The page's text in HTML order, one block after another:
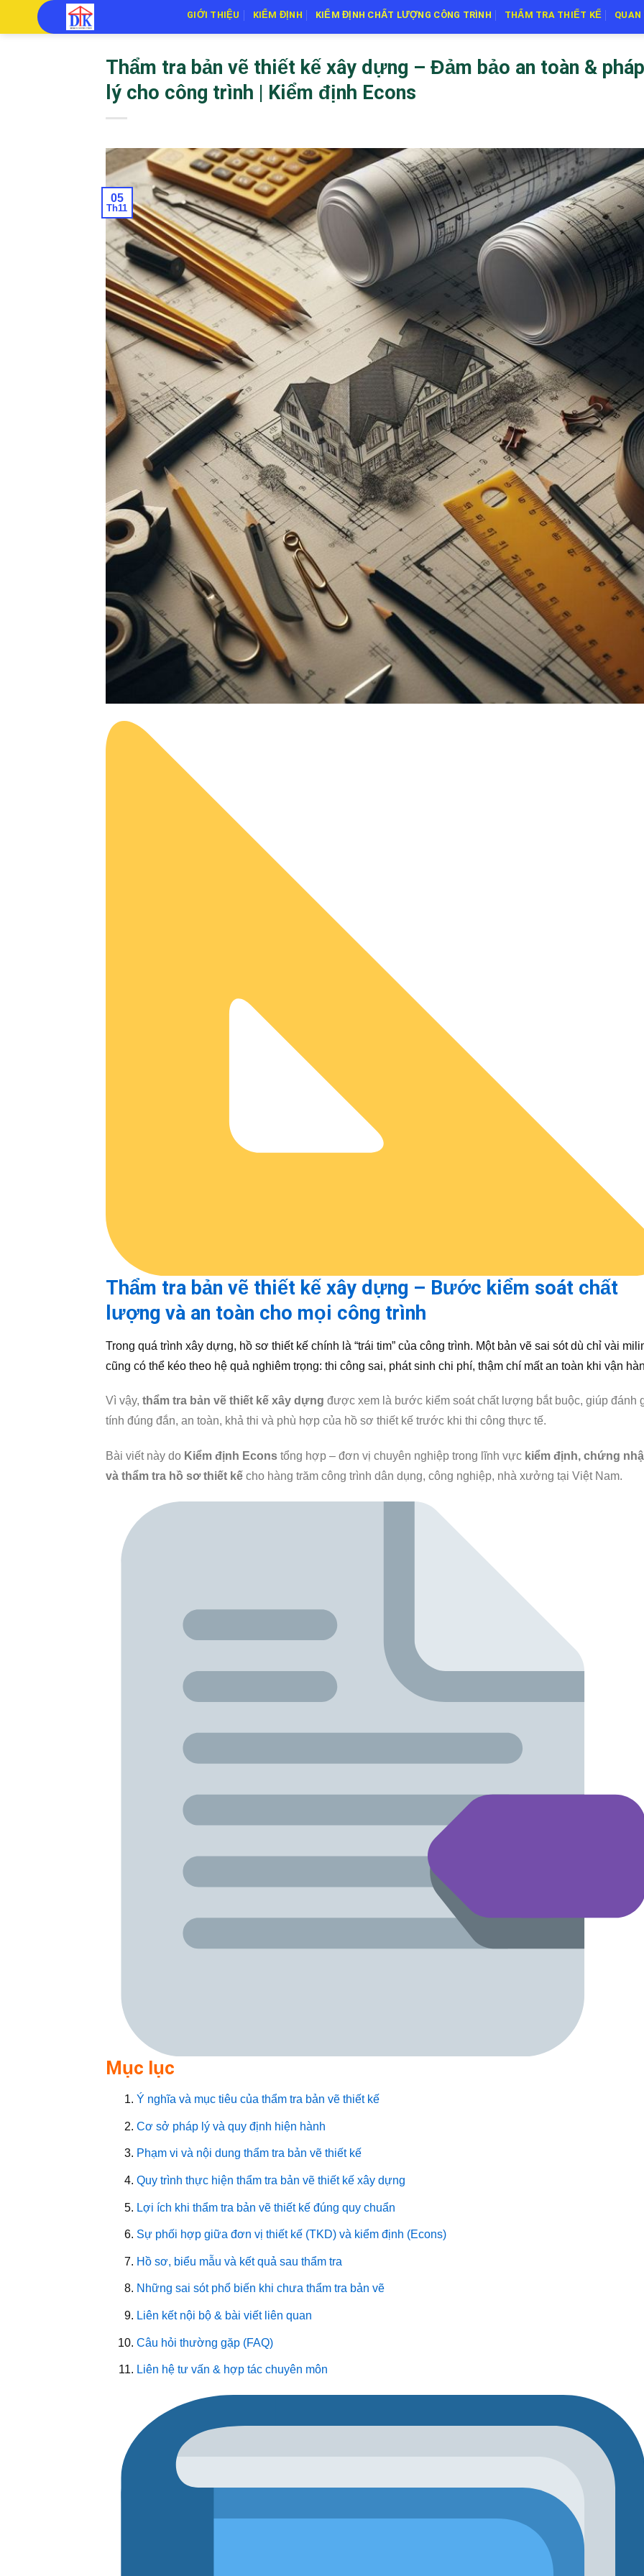
GIỚI THIỆU KIỂM ĐỊNH KIỂM ĐỊNH CHẤT LƯỢNG CÔNG TRÌNH THẨM TRA THIẾT KẾ QUAN
Thẩm tra bản vẽ thiết kế xây dựng – Đảm bảo an toàn & pháp
lý cho công trình | Kiểm định Econs
05
Th11
Thẩm tra bản vẽ thiết kế xây dựng – Bước kiểm soát chất
lượng và an toàn cho mọi công trình
Trong quá trình xây dựng, hồ sơ thiết kế chính là “trái tim” của công trình. Một bản vẽ sai sót dù chỉ vài
cũng có thể kéo theo hệ quả nghiêm trọng: thi công sai, phát sinh chi phí, thậm chí mất an toàn khi vận
Vì vậy, thẩm tra bản vẽ thiết kế xây dựng được xem là bước kiểm soát chất lượng bắt buộc, giúp đánh
tính đúng đắn, an toàn, khả thi và phù hợp của hồ sơ thiết kế trước khi thi công thực tế.
Bài viết này do Kiểm định Econs tổng hợp – đơn vị chuyên nghiệp trong lĩnh vực kiểm định, chứng
và thẩm tra hồ sơ thiết kế cho hàng trăm công trình dân dụng, công nghiệp, nhà xưởng tại Việt Nam.
Mục lục
Ý nghĩa và mục tiêu của thẩm tra bản vẽ thiết kế
Cơ sở pháp lý và quy định hiện hành
Phạm vi và nội dung thẩm tra bản vẽ thiết kế
Quy trình thực hiện thẩm tra bản vẽ thiết kế xây dựng
Lợi ích khi thẩm tra bản vẽ thiết kế đúng quy chuẩn
Sự phối hợp giữa đơn vị thiết kế (TKD) và kiểm định (Econs)
Hồ sơ, biểu mẫu và kết quả sau thẩm tra
Những sai sót phổ biến khi chưa thẩm tra bản vẽ
Liên kết nội bộ & bài viết liên quan
Câu hỏi thường gặp (FAQ)
Liên hệ tư vấn & hợp tác chuyên môn